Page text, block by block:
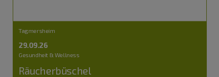
Tagmersheim
29.09.26
Gesundheit & Wellness
Räucherbüschel